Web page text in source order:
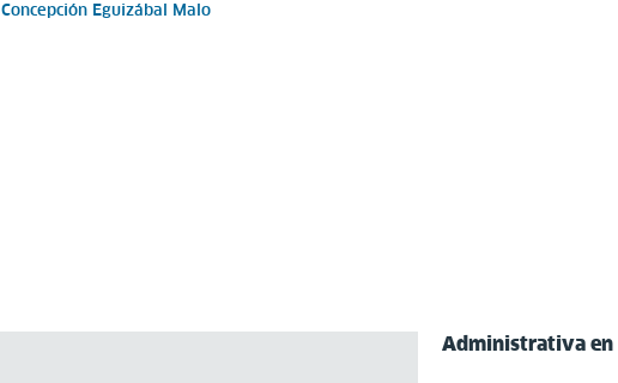
Concepción Eguizábal Malo
Administrativa en